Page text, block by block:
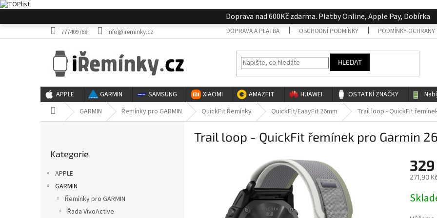
na
Doprava nad 600Kč zdarma. Platby Online, Apple Pay, Dobírka
777409768 info@ireminky.cz DOPRAVA A PLATBA OBCHODNÍ PODMÍNKY PODMÍNKY OCHRANY
HLEDAT
APPLE GARMIN SAMSUNG XIAOMI AMAZFIT HUAWEI OSTATNÍ ZNAČKY
Domů GARMIN Řemínky pro GARMIN QuickFit Řemínky QuickFit/EasyFit 26mm Trail loop - QuickFit
kategorie
Kategorie
APPLE
GARMIN
Řemínky pro GARMIN
Řada VivoActive
Trail loop - QuickFit řemínek pro Garmin
271,90
cena: